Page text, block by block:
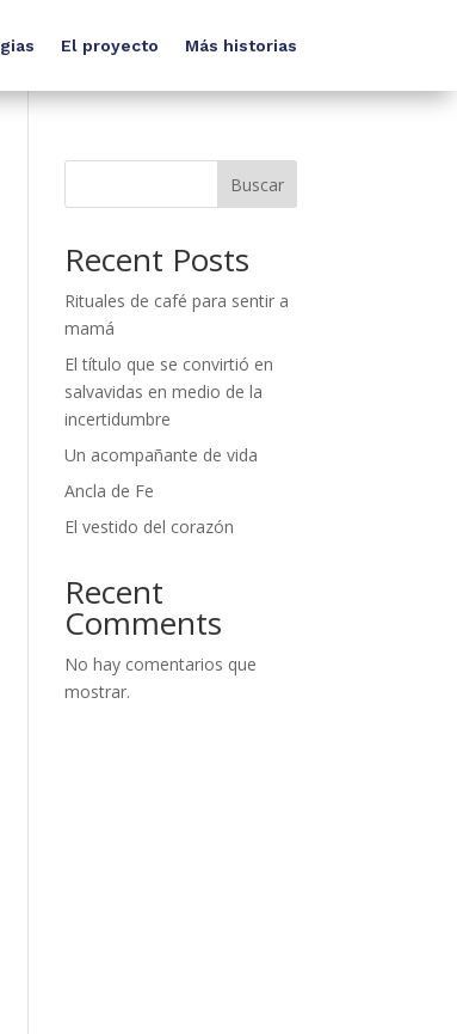
El proyecto Más historias
Buscar
Recent Posts
Rituales de café para sentir a
mamá
El título que se convirtió en
salvavidas en medio de la
incertidumbre
Un acompañante de vida
Ancla de Fe
El vestido del corazón
Recent
Comments
No hay comentarios que
mostrar.